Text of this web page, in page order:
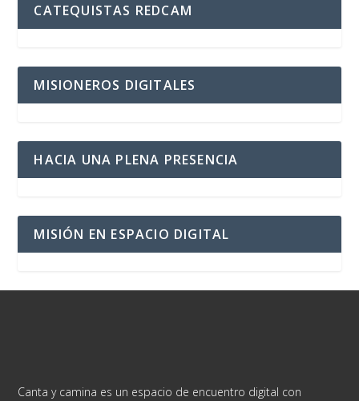
CATEQUISTAS REDCAM
MISIONEROS DIGITALES
HACIA UNA PLENA PRESENCIA
MISIÓN EN ESPACIO DIGITAL
Canta y camina es un espacio de encuentro digital con